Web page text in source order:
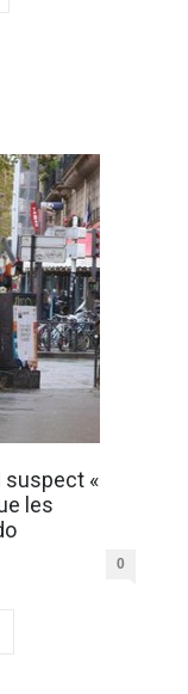
suspect «
les
0